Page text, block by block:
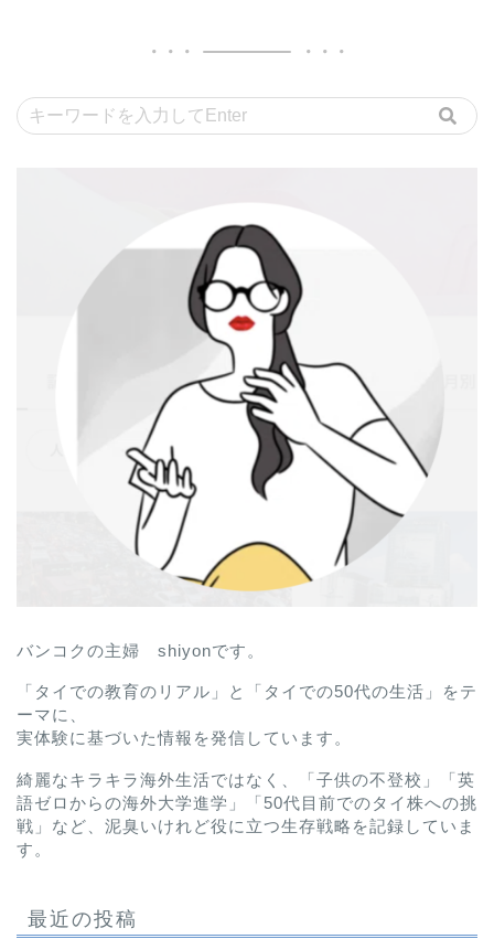
バンコクの主婦 shiyonです。
「タイでの教育のリアル」と「タイでの50代の生活」をテ
ーマに、
実体験に基づいた情報を発信しています。
綺麗なキラキラ海外生活ではなく、「子供の不登校」「英
語ゼロからの海外大学進学」「50代目前でのタイ株への挑
戦」など、泥臭いけれど役に立つ生存戦略を記録していま
す。
最近の投稿